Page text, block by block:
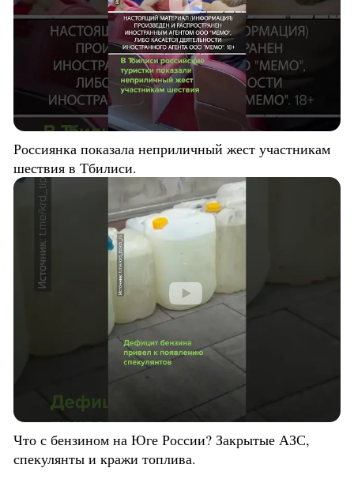
Россиянка показала неприличный жест участникам
шествия в Тбилиси.
Что с бензином на Юге России? Закрытые АЗС,
спекулянты и кражи топлива.